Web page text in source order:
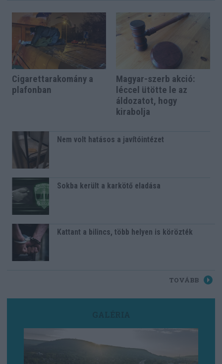
Cigarettarakomány a
plafonban
Magyar-szerb akció:
léccel ütötte le az
áldozatot, hogy
kirabolja
Nem volt hatásos a javítóintézet
Sokba került a karkötő eladása
Kattant a bilincs, több helyen is körözték
TOVÁBB